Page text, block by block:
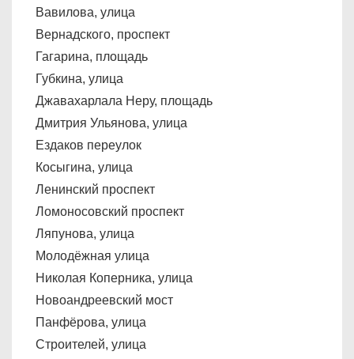
Вавилова, улица
Вернадского, проспект
Гагарина, площадь
Губкина, улица
Джавахарлала Неру, площадь
Дмитрия Ульянова, улица
Ездаков переулок
Косыгина, улица
Ленинский проспект
Ломоносовский проспект
Ляпунова, улица
Молодёжная улица
Николая Коперника, улица
Новоандреевский мост
Панфёрова, улица
Строителей, улица